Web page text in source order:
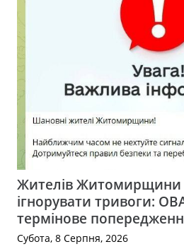
Жителів Житомирщини
ігнорувати тривоги:
термінове
Субота, 8 Серпня, 2026